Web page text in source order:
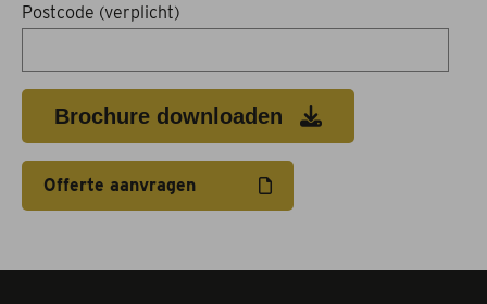
Postcode (verplicht)
Brochure downloaden
Offerte aanvragen